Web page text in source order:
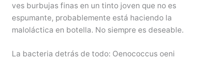
ves burbujas finas en un tinto joven que no es
espumante, probablemente está haciendo la
maloláctica en botella. No siempre es deseable.
La bacteria detrás de todo: Oenococcus oeni